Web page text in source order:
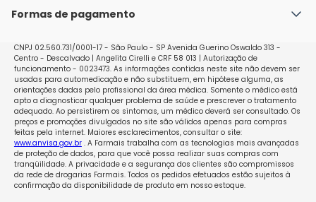
Políticas de Trocas e Devoluções
Formas de pagamento
CNPJ 02.560.731/0001-17 - São Paulo - SP Avenida Guerino Oswaldo 313 -
Centro - Descalvado | Angelita Cirelli e CRF 58 013 | Autorização de
funcionamento - 0023473. As informações contidas neste site não devem ser
usadas para automedicação e não substituem, em hipótese alguma, as
orientações dadas pelo profissional da área médica. Somente o médico está
apto a diagnosticar qualquer problema de saúde e prescrever o tratamento
adequado. Ao persistirem os sintomas, um médico deverá ser consultado. Os
preços e promoções divulgados no site são válidos apenas para compras
feitas pela internet. Maiores esclarecimentos, consultar o site:
www.anvisa.gov.br. A Farmais trabalha com as tecnologias mais avançadas
de proteção de dados, para que você possa realizar suas compras com
tranqüilidade. A privacidade e a segurança dos clientes são compromissos
da rede de drogarias Farmais. Todos os pedidos efetuados estão sujeitos à
confirmação da disponibilidade de produto em nosso estoque.